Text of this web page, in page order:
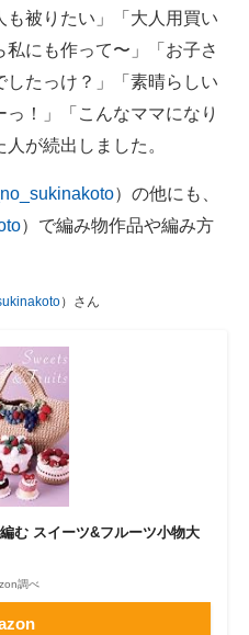
も被りたい」「大人用買い
にも作って〜」「お子さ
たっけ？」「素晴らしい
！」「こんなママになり
が続出しました。
）の他にも、
）で編み物作品や編み方
）さん
む スイーツ&フルーツ小物大
調べ